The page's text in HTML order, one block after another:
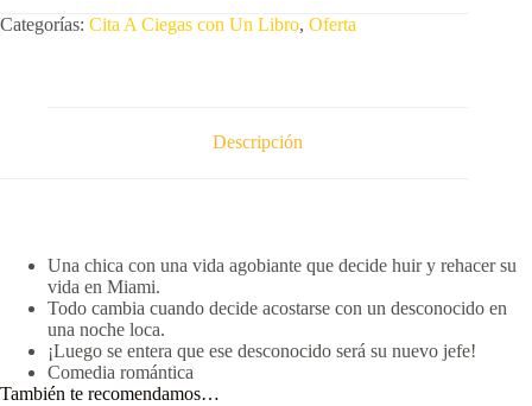
Categorías: Cita A Ciegas con Un Libro, Oferta
Descripción
Una chica con una vida agobiante que decide huir y rehacer su
vida en Miami.
Todo cambia cuando decide acostarse con un desconocido en
una noche loca.
¡Luego se entera que ese desconocido será su nuevo jefe!
Comedia romántica
También te recomendamos…